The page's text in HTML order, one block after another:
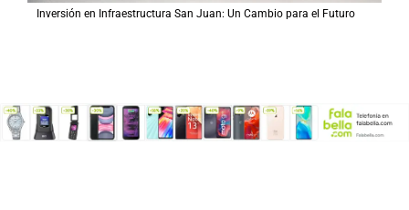
Inversión en Infraestructura San Juan: Un Cambio para el Futuro